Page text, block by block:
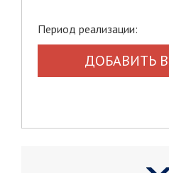
Период реализации:
ДОБАВИТЬ